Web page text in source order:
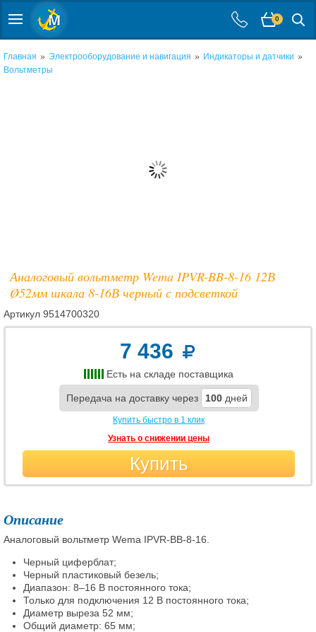
0
Главная » Электрооборудование и навигация » Индикаторы и датчики »
Вольтметры
Аналоговый вольтметр Wema IPVR-BB-8-16 12В
Ø52мм шкала 8-16В черный с подсветкой
Артикул 9514700320
7 436
Есть на складе поставщика
Передача на доставку через 100 дней
Купить быстро в 1 клик
Узнать о снижении цены
Купить
Описание
Аналоговый вольтметр Wema IPVR-BB-8-16.
Черный циферблат;
Черный пластиковый безель;
Диапазон: 8–16 В постоянного тока;
Только для подключения 12 В постоянного тока;
Диаметр выреза 52 мм;
Общий диаметр: 65 мм;